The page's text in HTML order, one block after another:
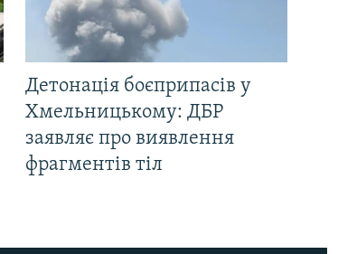
Детонація боєприпасів у
Хмельницькому: ДБР
заявляє про виявлення
фрагментів тіл